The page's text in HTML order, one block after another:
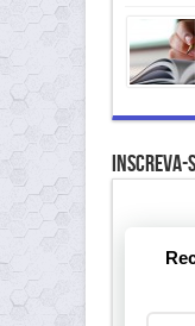
Inscreva-